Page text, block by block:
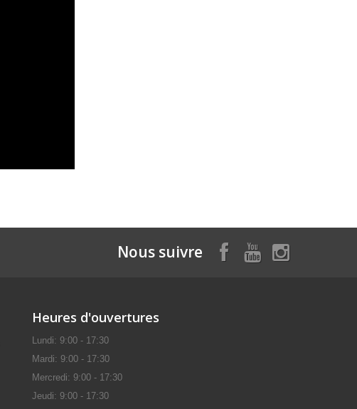
Nous suivre
Heures d'ouvertures
Lundi: 9:00 - 17:30
Mardi: 9:00 - 17:30
Mercredi: 9:00 - 17:30
Jeudi: 9:00 - 17:30